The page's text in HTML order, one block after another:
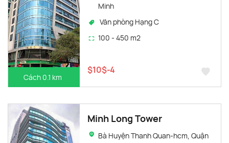
Cách 0.1 km
Minh
Văn phòng Hạng C
100 - 450 m2
$10$-4
Minh Long Tower
Bà Huyện Thanh Quan-hcm, Quận